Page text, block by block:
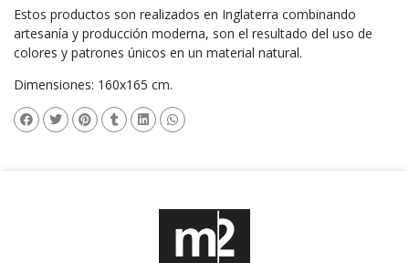
Estos productos son realizados en Inglaterra combinando
artesanía y producción moderna, son el resultado del uso de
colores y patrones únicos en un material natural.
Dimensiones: 160x165 cm.